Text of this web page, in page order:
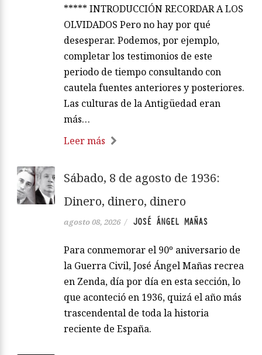
***** INTRODUCCIÓN RECORDAR A LOS
OLVIDADOS Pero no hay por qué
desesperar. Podemos, por ejemplo,
completar los testimonios de este
periodo de tiempo consultando con
cautela fuentes anteriores y posteriores.
Las culturas de la Antigüedad eran
más…
Leer más
Sábado, 8 de agosto de 1936:
Dinero, dinero, dinero
agosto 08, 2026 / JOSÉ ÁNGEL MAÑAS
Para conmemorar el 90º aniversario de
la Guerra Civil, José Ángel Mañas recrea
en Zenda, día por día en esta sección, lo
que aconteció en 1936, quizá el año más
trascendental de toda la historia
reciente de España.